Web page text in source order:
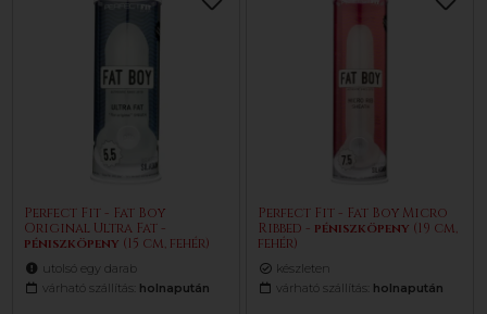
Perfect Fit - Fat Boy
Original Ultra Fat -
péniszköpeny (15 cm, fehér)
utolsó egy darab
várható szállítás: holnapután
Perfect Fit - Fat Boy Micro
Ribbed - péniszköpeny (19 cm,
fehér)
készleten
várható szállítás: holnapután